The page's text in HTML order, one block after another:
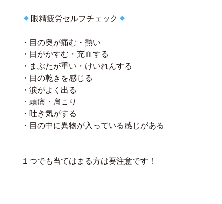
眼精疲労セルフチェック
・目の奥が痛む・熱い
・目がかすむ・充血する
・まぶたが重い・けいれんする
・目の乾きを感じる
・涙がよく出る
・頭痛・肩こり
・吐き気がする
・目の中に異物が入っている感じがある
１つでも当てはまる方は要注意です！